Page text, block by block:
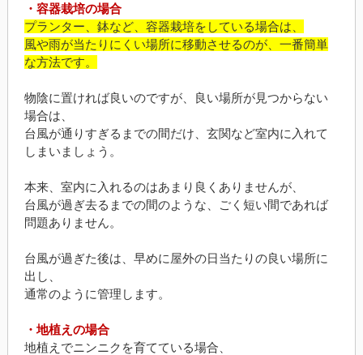
・容器栽培の場合
プランター、鉢など、容器栽培をしている場合は、
風や雨が当たりにくい場所に移動させるのが、一番簡単
な方法です。
物陰に置ければ良いのですが、良い場所が見つからない
場合は、
台風が通りすぎるまでの間だけ、玄関など室内に入れて
しまいましょう。
本来、室内に入れるのはあまり良くありませんが、
台風が過ぎ去るまでの間のような、ごく短い間であれば
問題ありません。
台風が過ぎた後は、早めに屋外の日当たりの良い場所に
出し、
通常のように管理します。
・地植えの場合
地植えでニンニクを育てている場合、